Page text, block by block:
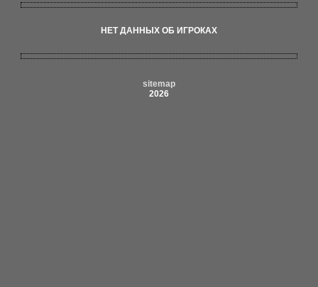
НЕТ ДАННЫХ ОБ ИГРОКАХ
sitemap
2026